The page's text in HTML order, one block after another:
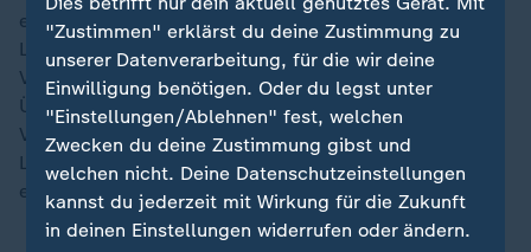
er - unter anderen zusammen mit Hirsch und
Leutheusser-Schnarrenberger - erfolgreiche
Verfassungsbeschwerden gegen staatliche
Überwachung: gegen den Großen Lauschangriff, die
Vorratsdatenspeicherung oder das
Luftsicherheitsgesetz von Rot-Grün zum Abschuss
entführter Passagiermaschinen.
"Zustimmen" erklärst du deine Zustimmung zu
unserer Datenverarbeitung, für die wir deine
Einwilligung benötigen. Oder du legst unter
"Einstellungen/Ablehnen" fest, welchen
Zwecken du deine Zustimmung gibst und
welchen nicht. Deine Datenschutzeinstellungen
kannst du jederzeit mit Wirkung für die Zukunft
in deinen Einstellungen widerrufen oder ändern.